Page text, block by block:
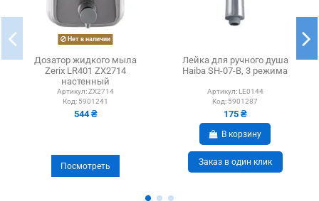
Нет в наличии
Дозатор жидкого мыла
Zerix LR401 ZX2714
настенный
Артикул:ZX2714
Код: 5901241
544 ₴
Посмотреть
Лейка для ручного душа
Haiba SH-07-B, 3 режима
Артикул: LE0144
Код: 5901287
175 ₴
В корзину
Заказ в один клик